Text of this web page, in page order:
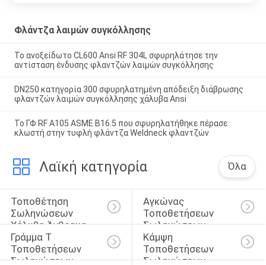
Φλάντζα λαιμών συγκόλλησης
Το ανοξείδωτο CL600 Ansi RF 304L σφυρηλάτησε την
αντίσταση ένδυσης φλαντζών λαιμών συγκόλλησης
DN250 κατηγορία 300 σφυρηλατημένη απόδειξη διάβρωσης
φλαντζών λαιμών συγκόλλησης χάλυβα Ansi
Το ΓΦ RF A105 ASME B16.5 που σφυρηλατήθηκε πέρασε
κλωστή στην τυφλή φλάντζα Weldneck φλαντζών
Λαϊκή κατηγορία Όλα
Τοποθέτηση
Σωληνώσεων
Χάλυβα Άνθρακα
Αγκώνας
Τοποθετήσεων
Σωληνώσεων
Γράμμα Τ
Τοποθετήσεων
Σωληνώσεων
Κάμψη
Τοποθετήσεων
Σωληνώσεων